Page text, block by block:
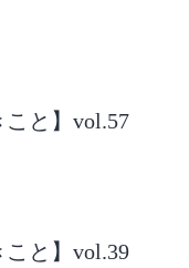
こと】vol.57
こと】vol.39